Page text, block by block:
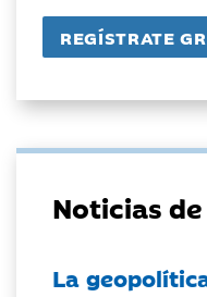
Noticias
La